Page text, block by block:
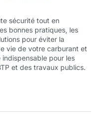
sécurité tout en
bonnes pratiques, les
pour éviter la
vie de votre carburant et
pour les
et des travaux publics.